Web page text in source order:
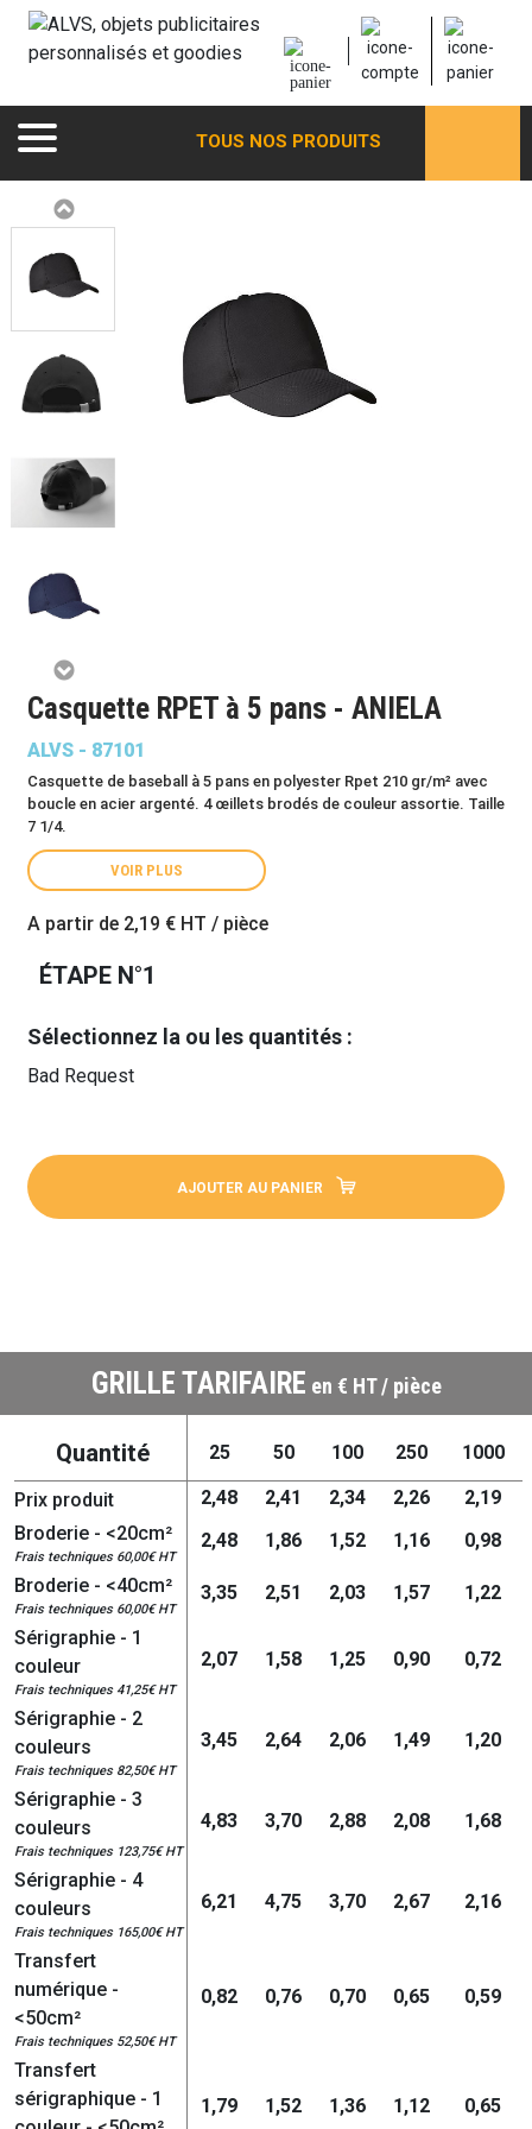
TOUS NOS PRODUITS
Casquette RPET à 5 pans - ANIELA
ALVS - 87101
Casquette de baseball à 5 pans en polyester Rpet 210 gr/m² avec
boucle en acier argenté. 4 œillets brodés de couleur assortie. Taille
7 1/4.
VOIR PLUS
A partir de 2,19 € HT / pièce
ÉTAPE N°1
Sélectionnez la ou les quantités :
Bad Request
AJOUTER AU PANIER
GRILLE TARIFAIRE en € HT / pièce
Quantité 25 50 100 250 1000
Prix produit 2,48 2,41 2,34 2,26
2,19
Broderie - <20cm²
Frais techniques 60,00€ HT
2,48 1,86 1,52 1,16
0,98
Broderie - <40cm²
Frais techniques 60,00€ HT
3,35 2,51 2,03 1,57
1,22
Sérigraphie - 1
couleur
Frais techniques 41,25€ HT
2,07 1,58 1,25 0,90 0,72
Sérigraphie - 2
couleurs
Frais techniques 82,50€ HT
3,45 2,64 2,06 1,49 1,20
Sérigraphie - 3
couleurs
Frais techniques 123,75€ HT
4,83 3,70 2,88 2,08 1,68
Sérigraphie - 4
couleurs
Frais techniques 165,00€ HT
6,21 4,75 3,70 2,67 2,16
Transfert
numérique -
<50cm²
Frais techniques 52,50€ HT
0,82 0,76 0,70 0,65 0,59
Transfert
sérigraphique - 1
1,79 1,52 1,36 1,12 0,65